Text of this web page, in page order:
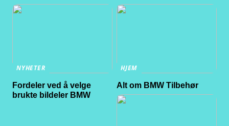
NYHETER
Fordeler ved å velge
brukte bildeler BMW
HJEM
Alt om BMW Tilbehør